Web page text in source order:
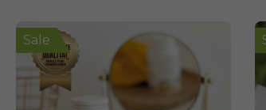
Sale